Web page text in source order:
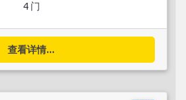
4 门
查看详情...